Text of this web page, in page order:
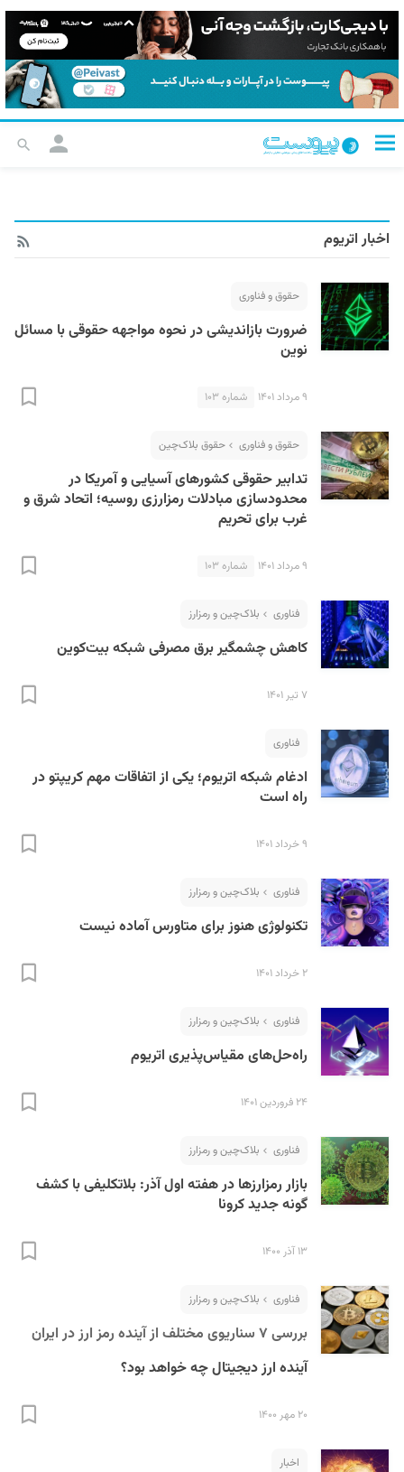
اخبار اتریوم
حقوق و فناوری
ضرورت بازاندیشی در نحوه مواجهه حقوقی با مسائل
نوین
۹ مرداد ۱۴۰۱ شماره ۱۰۳
حقوق و فناوری حقوق بلاک‌چین
تدابیر حقوقی کشورهای آسیایی و آمریکا در
محدودسازی مبادلات رمزارزی روسیه؛ اتحاد شرق و
غرب برای تحریم
۹ مرداد ۱۴۰۱ شماره ۱۰۳
فناوری بلاک‌چین و رمزارز
کاهش چشمگیر برق مصرفی شبکه بیت‌کوین
۷ تیر ۱۴۰۱
فناوری
ادغام شبکه اتریوم؛ یکی از اتفاقات مهم کریپتو در
راه است
۹ خرداد ۱۴۰۱
فناوری بلاک‌چین و رمزارز
تکنولوژی هنوز برای متاورس آماده نیست
۲ خرداد ۱۴۰۱
فناوری بلاک‌چین و رمزارز
راه‌حل‌های مقیاس‌پذیری اتریوم
۲۴ فروردین ۱۴۰۱
فناوری بلاک‌چین و رمزارز
بازار رمزارزها در هفته اول آذر: بلاتکلیفی با کشف
گونه جدید کرونا
۱۳ آذر ۱۴۰۰
فناوری بلاک‌چین و رمزارز
بررسی ۷ سناریوی مختلف از آینده رمز ارز در ایران
آینده ارز دیجیتال چه خواهد بود؟
۲۰ مهر ۱۴۰۰
اخبار